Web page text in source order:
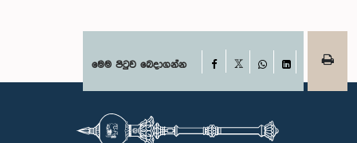
මෙම පිටුව බෙදාගන්න Facebook
WhatsAppLinkedIn